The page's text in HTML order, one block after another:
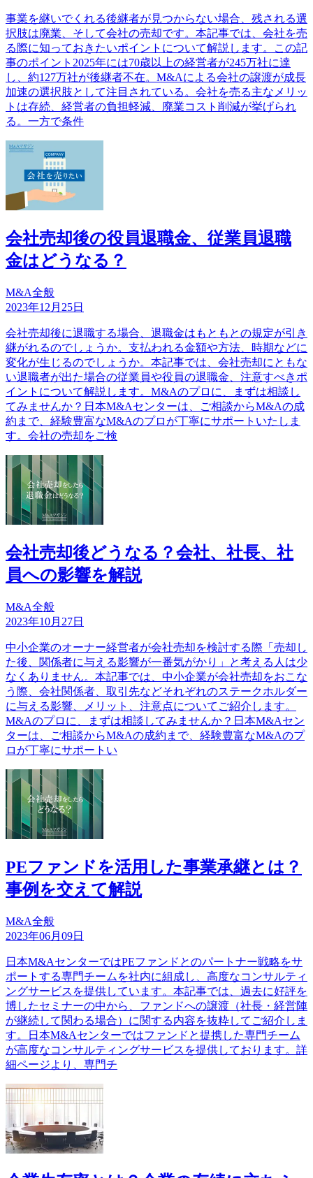
事業を継いでくれる後継者が見つからない場合、残される選
択肢は廃業、そして会社の売却です。本記事では、会社を売
る際に知っておきたいポイントについて解説します。この記
事のポイント2025年には70歳以上の経営者が245万社に達
し、約127万社が後継者不在。M&Aによる会社の譲渡が成長
加速の選択肢として注目されている。会社を売る主なメリッ
トは存続、経営者の負担軽減、廃業コスト削減が挙げられ
る。一方で条件
会社売却後の役員退職金、従業員退職
金はどうなる？
M&A全般
2023年12月25日
会社売却後に退職する場合、退職金はもともとの規定が引き
継がれるのでしょうか。支払われる金額や方法、時期などに
変化が生じるのでしょうか。本記事では、会社売却にともな
い退職者が出た場合の従業員や役員の退職金、注意すべきポ
イントについて解説します。M&Aのプロに、まずは相談し
てみませんか？日本M&Aセンターは、ご相談からM&Aの成
約まで、経験豊富なM&Aのプロが丁寧にサポートいたしま
す。会社の売却をご検
会社売却後どうなる？会社、社長、社
員への影響を解説
M&A全般
2023年10月27日
中小企業のオーナー経営者が会社売却を検討する際「売却し
た後、関係者に与える影響が一番気がかり」と考える人は少
なくありません。本記事では、中小企業が会社売却をおこな
う際、会社関係者、取引先などそれぞれのステークホルダー
に与える影響、メリット、注意点についてご紹介します。
M&Aのプロに、まずは相談してみませんか？日本M&Aセン
ターは、ご相談からM&Aの成約まで、経験豊富なM&Aのプ
ロが丁寧にサポートい
PEファンドを活用した事業承継とは？
事例を交えて解説
M&A全般
2023年06月09日
日本M&AセンターではPEファンドとのパートナー戦略をサ
ポートする専門チームを社内に組成し、高度なコンサルティ
ングサービスを提供しています。本記事では、過去に好評を
博したセミナーの中から、ファンドへの譲渡（社長・経営陣
が継続して関わる場合）に関する内容を抜粋してご紹介しま
す。日本M&Aセンターではファンドと提携した専門チーム
が高度なコンサルティングサービスを提供しております。詳
細ページより、専門チ